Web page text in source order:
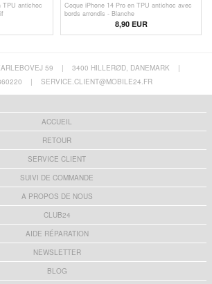
TPU antichoc
Coque iPhone 14 Pro en TPU antichoc avec
bords arrondis - Blanche
8,90 EUR
59 | 3400 HILLERØD, DANEMARK
|
| SERVICE.CLIENT@MOBILE24.FR
ACCUEIL
RETOUR
SERVICE CLIENT
SUIVI DE COMMANDE
A PROPOS DE NOUS
CLUB24
AIDE RÉPARATION
NEWSLETTER
BLOG